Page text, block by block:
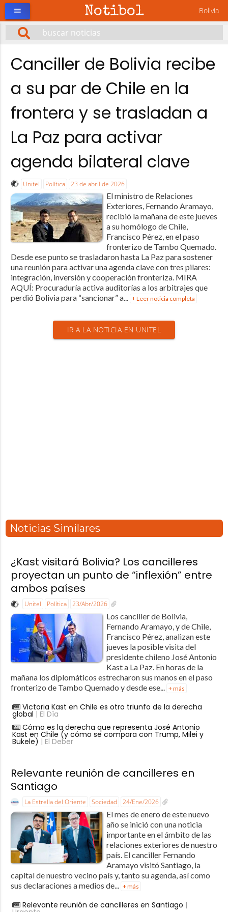
Notibol Bolivia
menu
Canciller de Bolivia recibe
a su par de Chile en la
frontera y se trasladan a
La Paz para activar
agenda bilateral clave
Unitel Política 23 de abril de 2026
El ministro de Relaciones
Exteriores, Fernando Aramayo,
recibió la mañana de este jueves
a su homólogo de Chile,
Francisco Pérez, en el paso
fronterizo de Tambo Quemado.
Desde ese punto se trasladaron hasta La Paz para sostener
una reunión para activar una agenda clave con tres pilares:
integración, inversión y cooperación fronteriza. MIRA
AQUÍ: Procuraduría activa auditorías a los arbitrajes que
perdió Bolivia para “sancionar” a... + Leer noticia completa
IR A LA NOTICIA EN UNITEL
Noticias Similares
¿Kast visitará Bolivia? Los cancilleres
proyectan un punto de “inflexión” entre
ambos países
Unitel Política 23/Abr/2026
Los canciller de Bolivia,
Fernando Aramayo, y de Chile,
Francisco Pérez, analizan este
jueves la posible visita del
presidente chileno José Antonio
Kast a La Paz. En horas de la
mañana los diplomáticos estrecharon sus manos en el paso
fronterizo de Tambo Quemado y desde ese... + más
Victoria Kast en Chile es otro triunfo de la derecha
global | El Día
Cómo es la derecha que representa José Antonio
Kast en Chile (y cómo se compara con Trump, Milei y
Bukele) | El Deber
Relevante reunión de cancilleres en
Santiago
La Estrella del Oriente Sociedad 24/Ene/2026
El mes de enero de este nuevo
año se inició con una noticia
importante en el ámbito de las
relaciones exteriores de nuestro
país. El canciller Fernando
Aramayo visitó Santiago, la
capital de nuestro vecino país y, tanto su agenda, así como
sus declaraciones a medios de...
+ más
Relevante reunión de cancilleres en Santiago |